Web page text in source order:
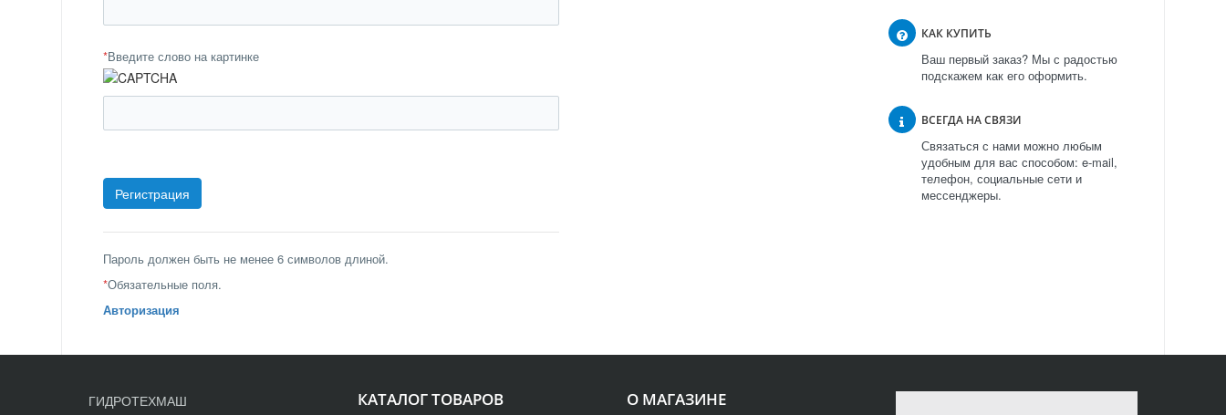
*Введите слово на картинке
Пароль должен быть не менее 6 символов длиной.
*Обязательные поля.
Авторизация
КАК КУПИТЬ
Ваш первый заказ? Мы с радостью
подскажем как его оформить.
ВСЕГДА НА СВЯЗИ
Связаться с нами можно любым
удобным для вас способом: e-mail,
телефон, социальные сети и
мессенджеры.
О МАГАЗИНЕ
КАТАЛОГ ТОВАРОВ
ГИДРОТЕХМАШ